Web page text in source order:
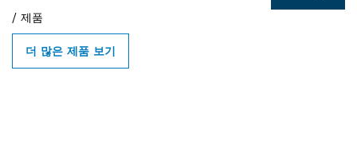
/ 제품
더 많은 제품 보기